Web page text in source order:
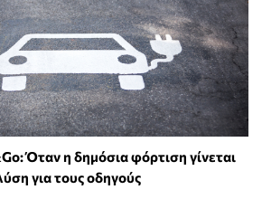
Όταν η δημόσια φόρτιση γίνεται
για τους οδηγούς